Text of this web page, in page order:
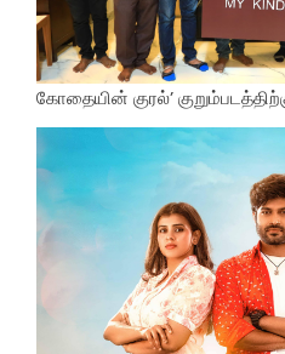
கோதையின் குரல்’